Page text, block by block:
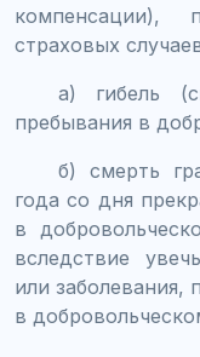
компенсации),
страховых
а) гибель
пребывания в
б) смерть
года со дня
в
вследствие
или заболевания,
в